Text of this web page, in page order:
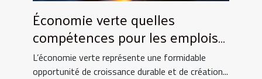
Économie verte quelles
compétences pour les emplois
de demain
L’économie verte représente une formidable
opportunité de croissance durable et de création...